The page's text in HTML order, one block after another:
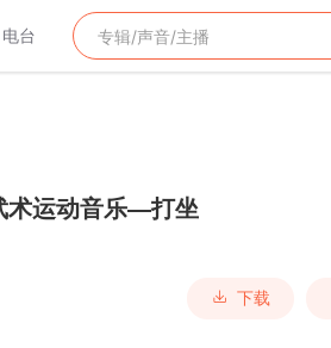
电台
术运动音乐—打坐
下载